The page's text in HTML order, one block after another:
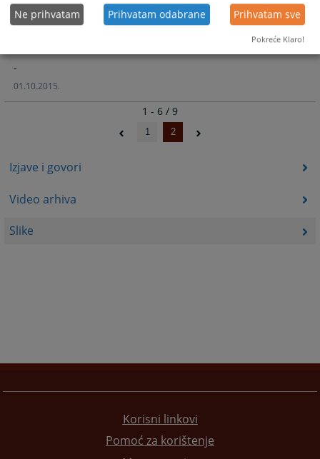
Izjave i govori
Video arhiva
Slike
Ministar pravosuđa i uprave SBK Jozo
Budeš posjetio Općinski sud u Bugojnu
-
01.10.2015.
1 - 6 / 9
1 2
Korisni linkovi
Pomoć za korištenje
Ne prihvatam Prihvatam odabrane Prihvatam sve
Pokreće Klaro!